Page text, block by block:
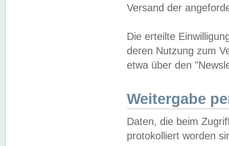
Versand der
Die erteilte
deren Nutzung zum
etwa über den
Weitergabe
Daten, die beim
protokolliert worden